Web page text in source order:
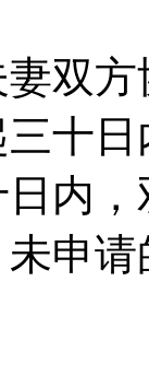
双
十
内
申